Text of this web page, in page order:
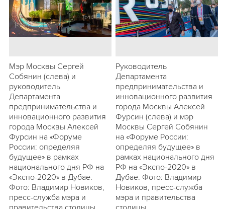
Мэр Москвы Сергей
Собянин (слева) и
руководитель
Департамента
предпринимательства и
инновационного развития
города Москвы Алексей
Фурсин на «Форуме
России: определяя
будущее» в рамках
национального дня РФ на
«Экспо-2020» в Дубае.
Фото: Владимир Новиков,
пресс-служба мэра и
Руководитель
Департамента
предпринимательства и
инновационного развития
города Москвы Алексей
Фурсин (слева) и мэр
Москвы Сергей Собянин
на «Форуме России:
определяя будущее» в
рамках национального дня
РФ на «Экспо-2020» в
Дубае. Фото: Владимир
Новиков, пресс-служба
мэра и правительства